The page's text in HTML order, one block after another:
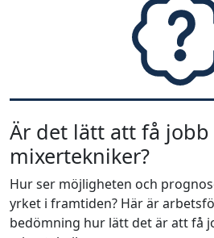
Är det lätt att få jobb
mixertekniker?
Hur ser möjligheten och
yrket i framtiden? Här är
bedömning hur lätt det är att få